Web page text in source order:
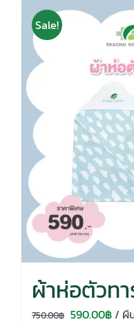
Sale!
ผ้าห่อตัวท
750.00฿ Original
590.00฿/ ผื